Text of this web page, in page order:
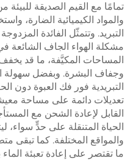
تمامًا مع القيم الصديقة
والمواد الكيميائية الضارة،
التبريد. وتتمثّل الفائدة
مشكلة الهواء الجاف الشائعة
المساحات المكيَّفة، ما قد
وجفاف البشرة. وبفضل سهولة
التبريدية فور فك العبوة دون
تعديلات دائمة على مساحة
القابل لإعادة الشحن مع
الحياة المتنقلة على حدٍّ سواء،
والمواقع المختلفة. كما تبقى
ما تقتصر على إعادة تعبئة